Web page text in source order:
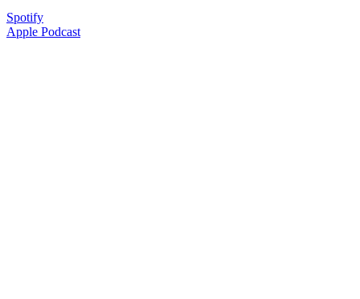
Spotify
Apple Podcast